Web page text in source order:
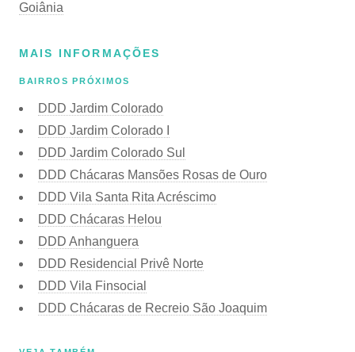
Goiânia
MAIS INFORMAÇÕES
BAIRROS PRÓXIMOS
DDD Jardim Colorado
DDD Jardim Colorado I
DDD Jardim Colorado Sul
DDD Chácaras Mansões Rosas de Ouro
DDD Vila Santa Rita Acréscimo
DDD Chácaras Helou
DDD Anhanguera
DDD Residencial Privê Norte
DDD Vila Finsocial
DDD Chácaras de Recreio São Joaquim